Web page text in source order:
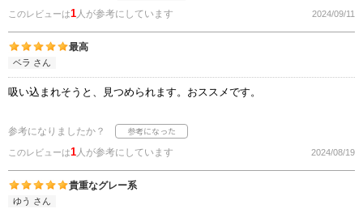
このレビューは1人が参考にしています 2024/09/11
最高
ベラ さん
吸い込まれそうと、見つめられます。おススメです。
参考になりましたか？
このレビューは1人が参考にしています 2024/08/19
貴重なグレー系
ゆう さん